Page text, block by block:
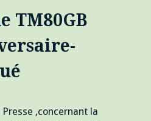
TM80GB
,concernant la